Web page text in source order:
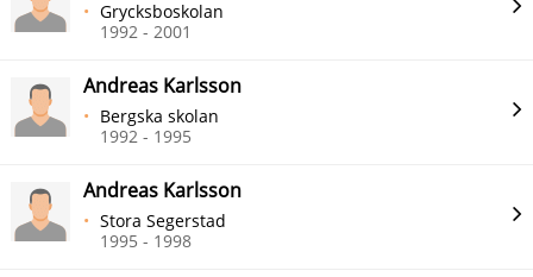
Grycksboskolan
1992 - 2001
Andreas Karlsson
Bergska skolan
1992 - 1995
Andreas Karlsson
Stora Segerstad
1995 - 1998